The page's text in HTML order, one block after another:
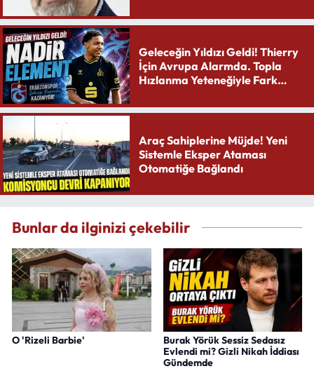
Geleceğin Yıldızı Geldi! Thierry
İçin Avrupa Alarmda. Topla
Hızlanma Yeteneğiyle Fark
Araç Sahiplerine Müjde! Yeni
Sistemle Eksper Ataması
Otomatiğe Bağlandı
Bunlar da ilginizi çekebilir
O 'Rizeli Barbie'
Burak Yörük Sessiz Sedasız
Evlendi mi? Gizli Nikah İddiası
Gündemde